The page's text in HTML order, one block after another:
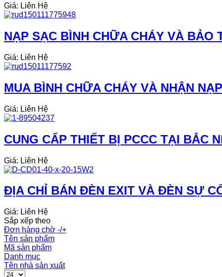
Giá: Liên Hệ
NẠP SẠC BÌNH CHỮA CHÁY VÀ BẢO
Giá: Liên Hệ
MUA BÌNH CHỮA CHÁY VÀ NHẬN
Giá: Liên Hệ
CUNG CẤP THIẾT BỊ PCCC TẠI BẮC
Giá: Liên Hệ
ĐỊA CHỈ BÁN ĐÈN EXIT VÀ ĐÈN SỰ
Giá: Liên Hệ
Sắp xếp theo
Đơn hàng chờ -/+
Tên sản phẩm
Mã sản phẩm
Danh mục
Tên nhà sản xuất